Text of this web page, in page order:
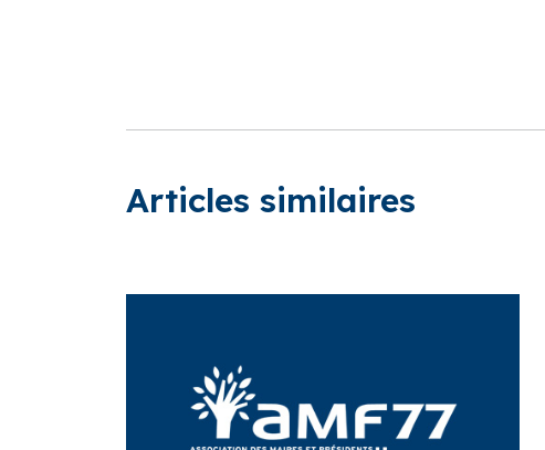
Articles similaires